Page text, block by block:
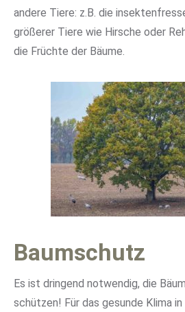
andere Tiere: z.B. die
größerer Tiere wie Hirsche oder
die Früchte der Bäume.
Baumschutz
Es ist dringend notwendig, die
schützen! Für das gesunde Klima